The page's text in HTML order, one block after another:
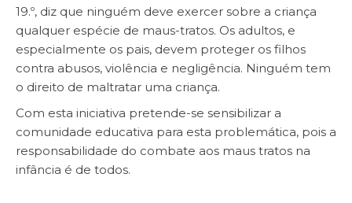
19.º, diz que ninguém deve exercer sobre a criança
qualquer espécie de maus-tratos. Os adultos, e
especialmente os pais, devem proteger os filhos
contra abusos, violência e negligência. Ninguém tem
o direito de maltratar uma criança.
Com esta iniciativa pretende-se sensibilizar a
comunidade educativa para esta problemática, pois a
responsabilidade do combate aos maus tratos na
infância é de todos.